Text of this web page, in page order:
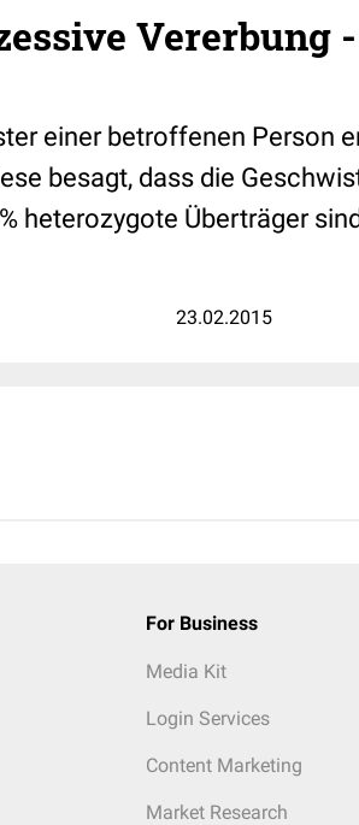
Vererbung
einer betroffenen Person
besagt, dass die
heterozygote Überträger
23.02.2015
For Business
Media Kit
Login Services
Content Marketing
Market Research